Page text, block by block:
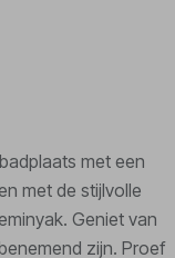
met een
met de stijlvolle
Geniet van
zijn. Proef